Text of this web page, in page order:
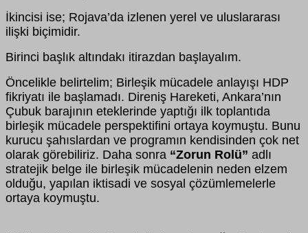
İkincisi ise; Rojava’da izlenen yerel ve uluslararası
ilişki biçimidir.
Birinci başlık altındakı itirazdan başlayalım.
Öncelikle belirtelim; Birleşik mücadele anlayışı HDP
fikriyatı ile başlamadı. Direniş Hareketi, Ankara’nın
Çubuk barajının eteklerinde yaptığı ilk toplantıda
birleşik mücadele perspektifini ortaya koymuştu. Bunu
kurucu şahıslardan ve programın kendisinden çok net
olarak görebiliriz. Daha sonra “Zorun Rolü” adlı
stratejik belge ile birleşik mücadelenin neden elzem
olduğu, yapılan iktisadi ve sosyal çözümlemelerle
ortaya koymuştu.